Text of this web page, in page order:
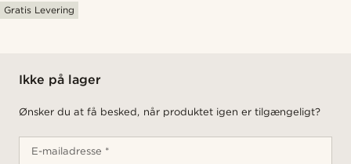
Gratis Levering
Ikke på lager
Ønsker du at få besked, når produktet igen er tilgængeligt?
E-mailadresse *